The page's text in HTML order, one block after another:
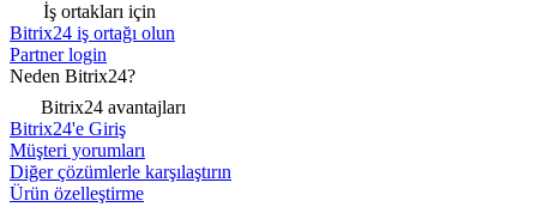
İş ortakları için
Bitrix24 iş ortağı olun
Partner login
Neden Bitrix24?
Bitrix24 avantajları
Bitrix24'e Giriş
Müşteri yorumları
Diğer çözümlerle karşılaştırın
Ürün özelleştirme